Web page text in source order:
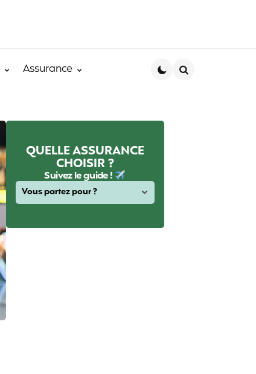
Assurance
QUELLE ASSURANCE
CHOISIR ?
Suivez le guide !